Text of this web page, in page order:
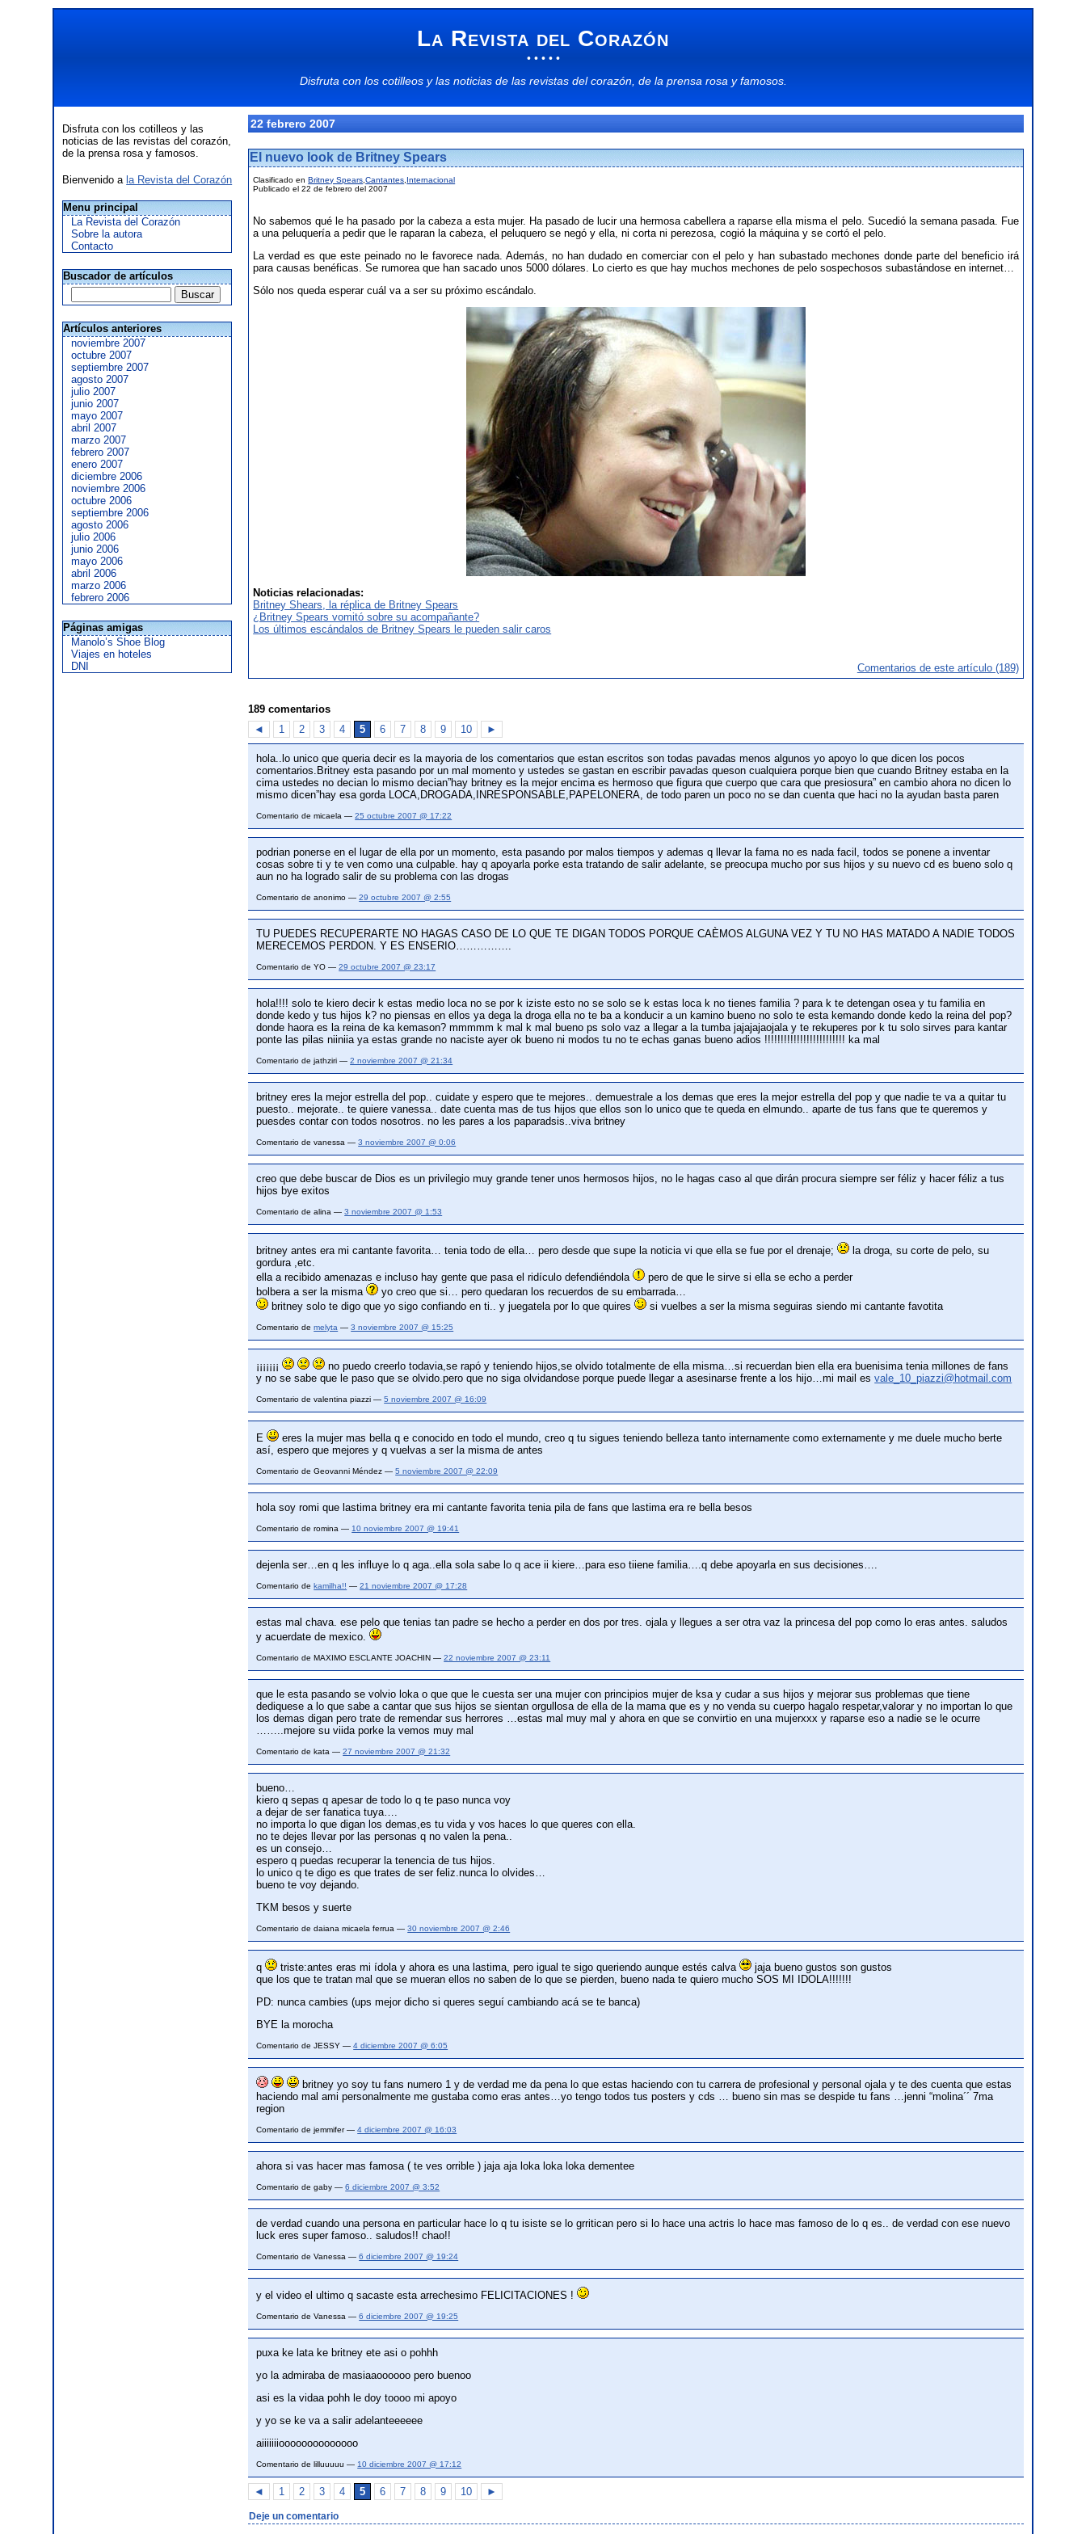
La Revista del Corazón
• • • • •
Disfruta con los cotilleosy las noticiasde las revistas del corazón, de la prensa rosa yfamosos.
Disfruta con los cotilleos y las
noticias de las revistas del corazón,
de la prensa rosa y famosos.
Bienvenido a la Revista del Corazón
Menu principal
La Revista del Corazón
Sobre la autora
Contacto
Buscador de artículos
Artículos anteriores
noviembre 2007
octubre 2007
septiembre 2007
agosto 2007
julio 2007
junio 2007
mayo 2007
abril 2007
marzo 2007
febrero 2007
enero 2007
diciembre 2006
noviembre 2006
octubre 2006
septiembre 2006
agosto 2006
julio 2006
junio 2006
mayo 2006
abril 2006
marzo 2006
febrero 2006
Páginas amigas
Manolo’s Shoe Blog
Viajes en hoteles
DNI
22 febrero 2007
El nuevo look de Britney Spears
Clasificado enBritney Spears ,Cantantes Internacional
Publicado el 22 de febrero del 2007
No sabemos qué le ha pasado por la cabeza a esta mujer. Ha pasado de lucir una hermosa cabellera a raparse ella misma el pelo. Sucedió la semana pasada. Fue
a una peluquería a pedir que le raparan la cabeza, el peluquero se negó y ella, ni corta ni perezosa, cogió la máquina y se cortó el pelo.
La verdad es que este peinado no le favorece nada. Además, no han dudado en comerciar con el pelo y han subastado mechones donde parte del beneficio irá
para causas benéficas. Se rumorea que han sacado unos 5000 dólares. Lo cierto es que hay muchos mechones de pelo sospechosos subastándose en internet…
Sólo nos queda esperar cuál va a ser su próximo escándalo.
Noticias relacionadas:
Britney Shears, la réplica de Britney Spears
¿Britney Spears vomitó sobre su acompañante?
Los últimos escándalos de Britney Spears le pueden salir caros
Comentarios de este artículo (189)
189 comentarios
◄
1 2 3 4 5 6 7 8 9 10 ►
hola..lo unico que queria decir es la mayoria de los comentarios que estan escritos son todas pavadas menos algunos yo apoyo lo que dicen los pocos
comentarios.Britney esta pasando por un mal momento y ustedes se gastan en escribir pavadas queson cualquiera porque bien que cuando Britney estaba en la
cima ustedes no decian lo mismo decian”hay britney es la mejor encima es hermoso que figura que cuerpo que cara que presiosura” en cambio ahora no dicen lo
mismo dicen”hay esa gorda LOCA,DROGADA,INRESPONSABLE,PAPELONERA, de todo paren un poco no se dan cuenta que haci no la ayudan basta paren
Comentario de micaela —25 octubre 2007 @ 17:22
podrian ponerse en el lugar de ella por un momento, esta pasando por malos tiempos y ademas q llevar la fama no es nada facil, todos se ponene a inventar
cosas sobre ti y te ven como una culpable. hay q apoyarla porke esta tratando de salir adelante, se preocupa mucho por sus hijos y su nuevo cd es bueno solo q
aun no ha logrado salir de su problema con las drogas
Comentario de anonimo —29 octubre 2007 @ 2:55
TU PUEDES RECUPERARTE NO HAGAS CASO DE LO QUE TE DIGAN TODOS PORQUE CAÈMOS ALGUNA VEZ Y TU NO HAS MATADO A NADIE TODOS
MERECEMOS PERDON. Y ES ENSERIO…………….
Comentario de YO —29 octubre 2007 @ 23:17
hola!!!! solo te kiero decir k estas medio loca no se por k iziste esto no se solo se k estas loca k no tienes familia ? para k te detengan osea y tu familia en
donde kedo y tus hijos k? no piensas en ellos ya dega la droga ella no te ba a konducir a un kamino bueno no solo te esta kemando donde kedo la reina del pop?
donde haora es la reina de ka kemason? mmmmm k mal k mal bueno ps solo vaz a llegar a la tumba jajajajaojala y te rekuperes por k tu solo sirves para kantar
ponte las pilas niiniia ya estas grande no naciste ayer ok bueno ni modos tu no te echas ganas bueno adios !!!!!!!!!!!!!!!!!!!!!!!!! ka mal
Comentario de jathziri —2 noviembre 2007 @ 21:34
britney eres la mejor estrella del pop.. cuidate y espero que te mejores.. demuestrale a los demas que eres la mejor estrella del pop y que nadie te va a quitar tu
puesto.. mejorate.. te quiere vanessa.. date cuenta mas de tus hijos que ellos son lo unico que te queda en elmundo.. aparte de tus fans que te queremos y
puesdes contar con todos nosotros. no les pares a los paparadsis..viva britney
Comentario de vanessa —3 noviembre 2007 @ 0:06
creo que debe buscar de Dios es un privilegio muy grande tener unos hermosos hijos, no le hagas caso al que dirán procura siempre ser féliz y hacer féliz a tus
hijos bye exitos
Comentario de alina —3 noviembre 2007 @ 1:53
britney antes era mi cantante favorita… tenia todo de ella… pero desde que supe la noticia vi que ella se fue por el drenaje;
la droga, su corte de pelo, su
gordura ,etc.
ella a recibido amenazas e incluso hay gente que pasa el ridículo defendiéndola
pero de que le sirve si ella se echo a perder
bolbera a ser la misma
yo creo que si… pero quedaran los recuerdos de su embarrada…
britney solo te digo que yo sigo confiando en ti.. y juegatela por lo que quires
si vuelbes a ser la misma seguiras siendo mi cantante favotita
Comentario demelyta —3 noviembre 2007 @ 15:25
¡¡¡¡¡¡¡
no puedo creerlo todavia,se rapó y teniendo hijos,se olvido totalmente de ella misma…si recuerdan bien ella era buenisima tenia millones de fans
y no se sabe que le paso que se olvido.pero que no siga olvidandose porque puede llegar a asesinarse frente a los hijo…mi mail esvale_10_piazzi@hotmail.com
Comentario de valentina piazzi —5 noviembre 2007 @ 16:09
E
eres la mujer mas bella q e conocido en todo el mundo, creo q tu sigues teniendo belleza tanto internamente como externamente y me duele mucho berte
así, espero que mejores y q vuelvas a ser la misma de antes
Comentario de Geovanni Méndez —5 noviembre 2007 @ 22:09
hola soy romi que lastima britney era mi cantante favorita tenia pila de fans que lastima era re bella besos
Comentario de romina — 10 noviembre 2007 @ 19:41
dejenla ser…en q les influye lo q aga..ella sola sabe lo q ace ii kiere…para eso tiiene familia….q debe apoyarla en sus decisiones….
Comentario dekamilha!! —21 noviembre 2007 @ 17:28
estas mal chava. ese pelo que tenias tan padre se hecho a perder en dos por tres. ojala y llegues a ser otra vaz la princesa del pop como lo eras antes. saludos
y acuerdate de mexico.
Comentario de MAXIMO ESCLANTE JOACHIN —22 noviembre 2007 @ 23:11
que le esta pasando se volvio loka o que que le cuesta ser una mujer con principios mujer de ksa y cudar a sus hijos y mejorar sus problemas que tiene
dediquese a lo que sabe a cantar que sus hijos se sientan orgullosa de ella de la mama que es y no venda su cuerpo hagalo respetar,valorar y no importan lo que
los demas digan pero trate de remendar sus herrores …estas mal muy mal y ahora en que se convirtio en una mujerxxx y raparse eso a nadie se le ocurre
……..mejore su viida porke la vemos muy mal
Comentario de kata —27 noviembre 2007 @ 21:32
bueno…
kiero q sepas q apesar de todo lo q te paso nunca voy
a dejar de ser fanatica tuya….
no importa lo que digan los demas,es tu vida y vos haces lo que queres con ella.
no te dejes llevar por las personas q no valen la pena..
es un consejo…
espero q puedas recuperar la tenencia de tus hijos.
lo unico q te digo es que trates de ser feliz.nunca lo olvides…
bueno te voy dejando.
TKM besos y suerte
Comentario de daiana micaela ferrua —30 noviembre 2007 @ 2:46
q triste:antes eras mi ídola y ahora es una lastima, pero igual te sigo queriendo aunque estés calva
jaja bueno gustos son gustos
que los que te tratan mal que se mueran ellos no saben de lo que se pierden, bueno nada te quiero mucho SOS MI IDOLA!!!!!!!
PD: nunca cambies (ups mejor dicho si queres seguí cambiando acá se te banca)
BYE la morocha
Comentario de JESSY —4 diciembre 2007 @ 6:05
britney yo soy tu fans numero 1 y de verdad me da pena lo que estas haciendo con tu carrera de profesional y personal ojala y te des cuenta que estas
haciendo mal ami personalmente me gustaba como eras antes…yo tengo todos tus posters y cds … bueno sin mas se despide tu fans …jenni “molina´´ 7ma
region
Comentario de jemmifer —4 diciembre 2007 @ 16:03
ahora si vas hacer mas famosa ( te ves orrible ) jaja aja loka loka loka dementee
Comentario de gaby —6 diciembre 2007 @ 3:52
de verdad cuando una persona en particular hace lo q tu isiste se lo grritican pero si lo hace una actris lo hace mas famoso de lo q es.. de verdad con ese nuevo
luck eres super famoso.. saludos!! chao!!
Comentario de Vanessa —6 diciembre 2007 @ 19:24
y el video el ultimo q sacaste esta arrechesimo FELICITACIONES !
Comentario de Vanessa —6 diciembre 2007 @ 19:25
puxa ke lata ke britney ete asi o pohhh
yo la admiraba de masiaaoooooo pero buenoo
asi es la vidaa pohh le doy toooo mi apoyo
y yo se ke va a salir adelanteeeeee
aiiiiiiioooooooooooooo
Comentario de lilluuuuu — 10 diciembre 2007 @ 17:12
◄ 1 2 3 4 5 6 7 8 9 10 ►
Deje un comentario